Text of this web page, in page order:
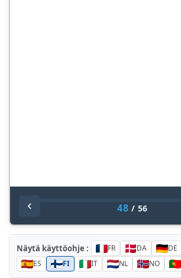
48 / 56
Näytä käyttöohje : FR DA DE
ES
FI IT NL NO